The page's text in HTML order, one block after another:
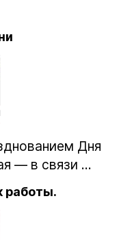
Дня
— в связи ...
работы.